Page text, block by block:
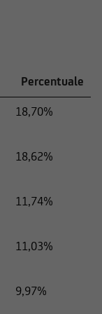
Percentuale
18,70%
18,62%
11,74%
11,03%
9,97%
delle
a parlare
a titoli e
sito
in
o giuridiche